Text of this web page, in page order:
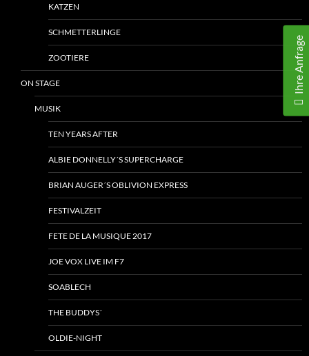
KATZEN
SCHMETTERLINGE
ZOOTIERE
ON STAGE
MUSIK
TEN YEARS AFTER
ALBIE DONNELLY´S SUPERCHARGE
BRIAN AUGER´S OBLIVION EXPRESS
FESTIVALZEIT
FETE DE LA MUSIQUE 2017
JOE VOX LIVE IM F7
SOABLECH
THE BUDDYS´
OLDIE-NIGHT
Ihre Anfrage